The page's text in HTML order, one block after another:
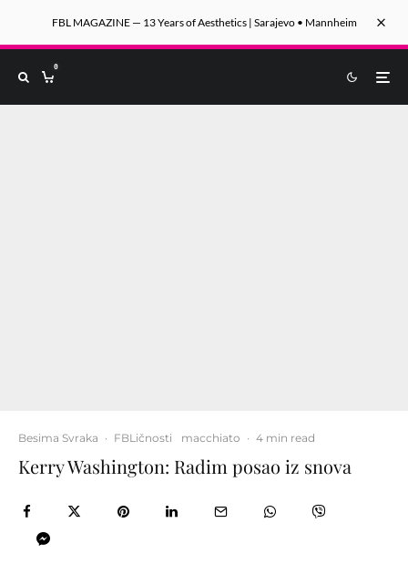
FBL MAGAZINE — 13 Years of Aesthetics | Sarajevo • Mannheim
0
Besima Svraka · FBLičnosti macchiato · 4 min read
Kerry Washington: Radim posao iz snova